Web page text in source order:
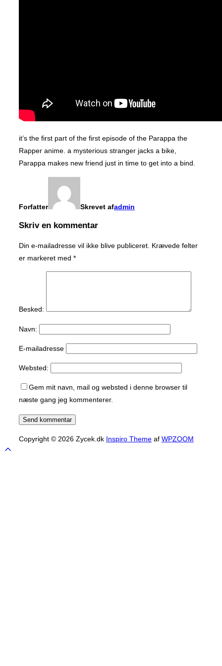
it’s the first part of the first episode of the Parappa the
Rapper anime. a mysterious stranger jacks a bike,
Parappa makes new friend just in time to get into a bind.
Forfatter Skrevet afadmin
Skriv en kommentar
Din e-mailadresse vil ikke blive publiceret. Krævede felter
er markeret med *
Besked:
Navn:
E-mailadresse
Websted:
Gem mit navn, mail og websted i denne browser til
næste gang jeg kommenterer.
Copyright © 2026 Zycek.dk Inspiro Theme af WPZOOM